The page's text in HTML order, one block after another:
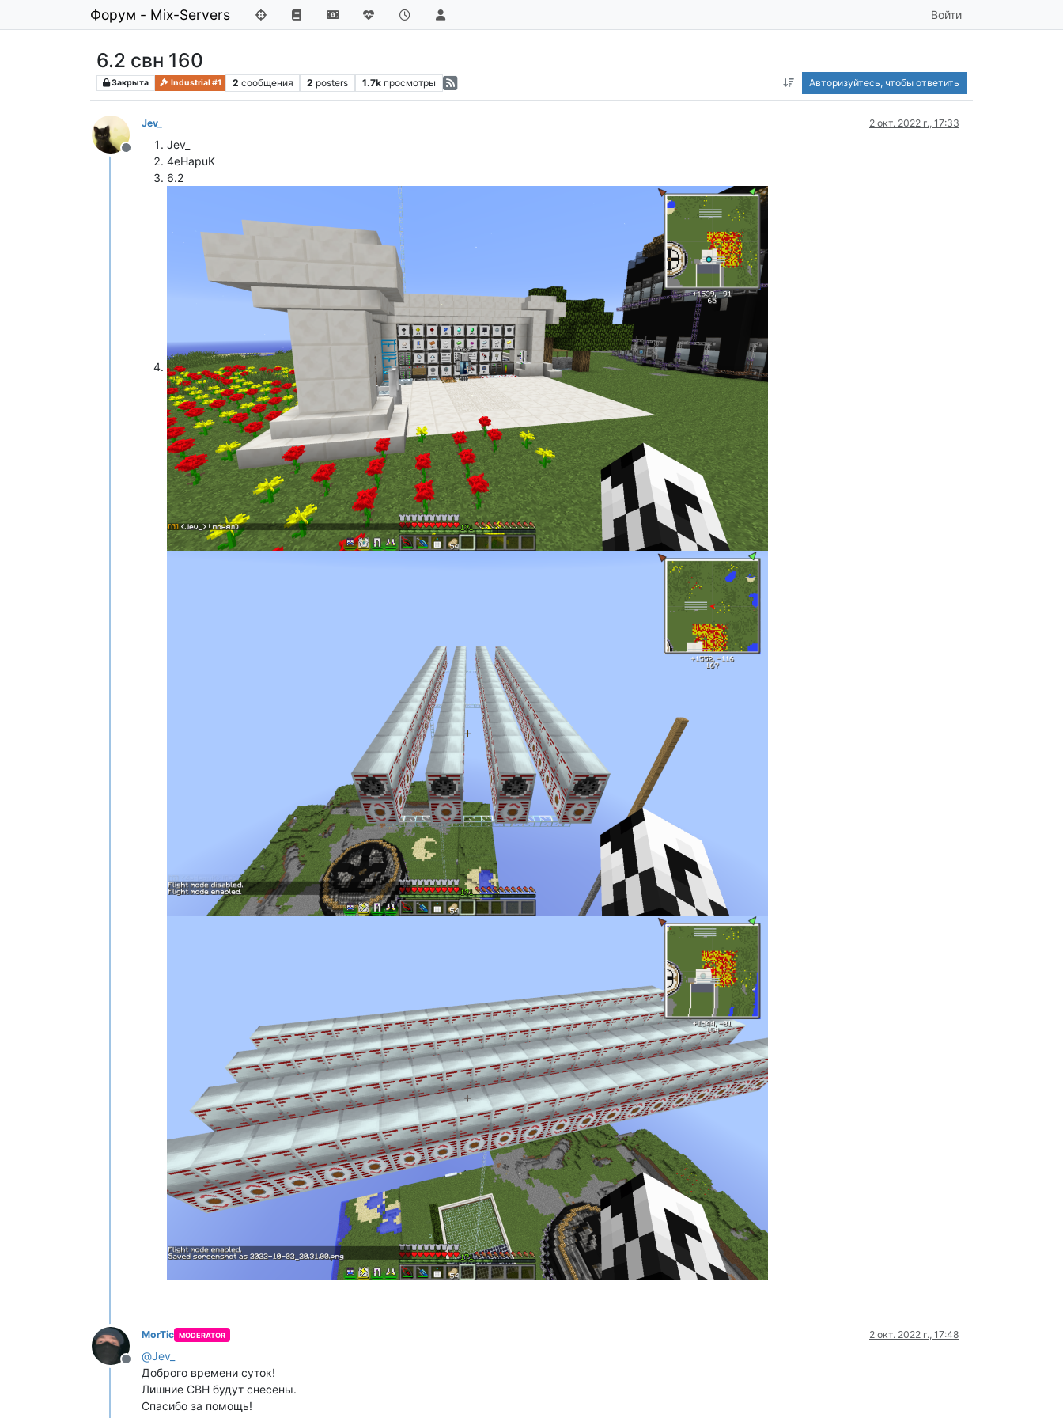
Форум - Mix-Servers Войти
6.2 свн 160
Закрыта Industrial #1 2 сообщения 2 posters 1.7k просмотры Авторизуйтесь, чтобы ответить
Не в сети
Jev_ 2 окт. 2022 г., 17:33
Jev_
4eHapuK
6.2
Не в сети
MorTic MODERATOR 2 окт. 2022 г., 17:48
@Jev_
Доброго времени суток!
Лишние СВН будут снесены.
Спасибо за помощь!